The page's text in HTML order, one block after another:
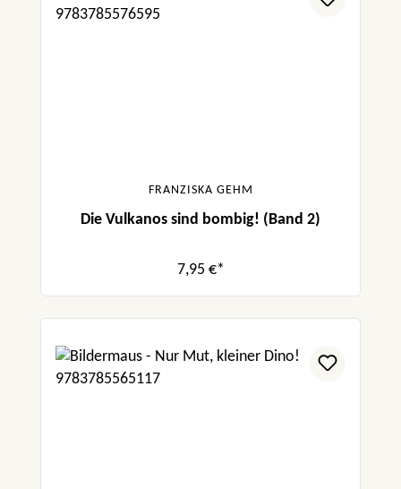
FRANZISKA GEHM
Die Vulkanos sind bombig! (Band 2)
7,95 €*